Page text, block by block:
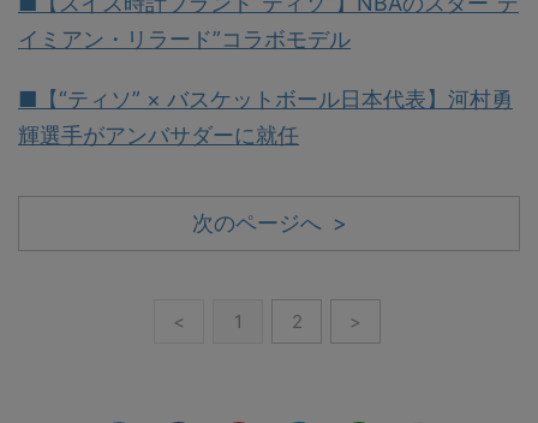
イミアン・リラード”コラボモデル
■【“ティソ” × バスケットボール日本代表】河村勇
輝選手がアンバサダーに就任
次のページへ >
< 1 2 >